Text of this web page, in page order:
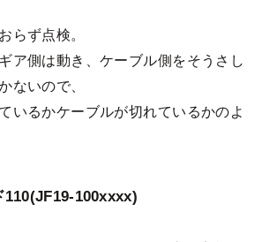
らず点検。
ア側は動き、ケーブル側をそうさし
ないので、
いるかケーブルが切れているかのよ
100xxxx)